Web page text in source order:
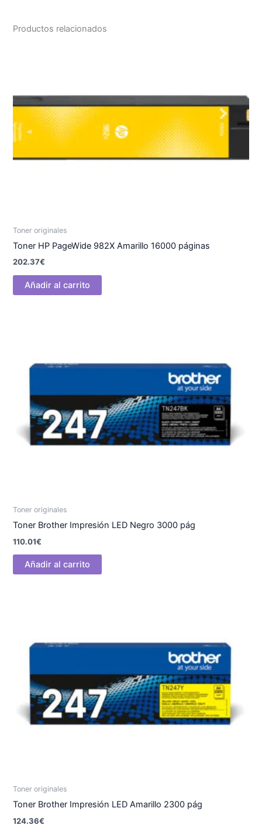
Productos relacionados
Toner originales
Toner HP PageWide 982X Amarillo 16000 páginas
202.37€
Añadir al carrito
Toner originales
Toner Brother Impresión LED Negro 3000 pág
110.01€
Añadir al carrito
Toner originales
Toner Brother Impresión LED Amarillo 2300 pág
124.36€